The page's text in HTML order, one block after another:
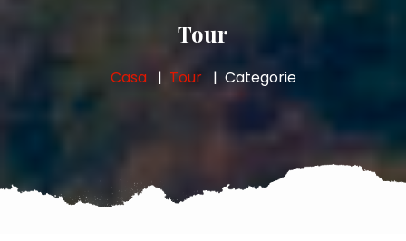
Tour
Casa Tour Categorie